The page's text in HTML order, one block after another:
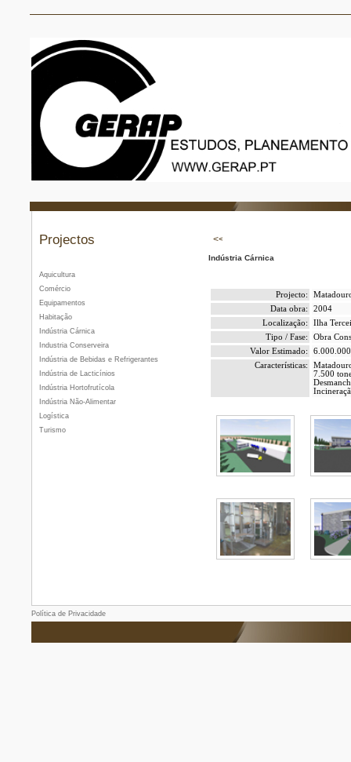
Projectos
Aquicultura
Comércio
Equipamentos
Habitação
Indústria Cárnica
Industria Conserveira
Indústria de Bebidas e Refrigerantes
Indústria de Lacticínios
Indústria Hortofrutícola
Indústria Não-Alimentar
Logística
Turismo
Indústria Cárnica
Projecto:
Data obra:
2004
Localização:
Ilha
Tipo / Fase:
Obra
Valor Estimado:
Características:
7.500
Política de Privacidade